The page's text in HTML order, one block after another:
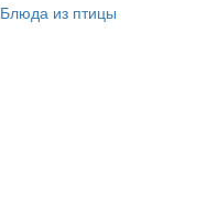
Блюда из птицы